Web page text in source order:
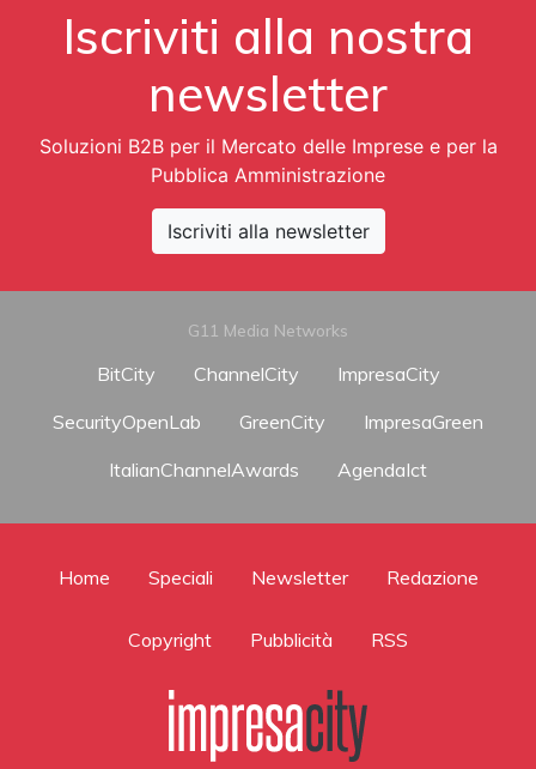
Iscriviti alla nostra
newsletter
Soluzioni B2B per il Mercato delle Imprese e per la
Pubblica Amministrazione
Iscriviti alla newsletter
G11 Media Networks
BitCity ChannelCity
ImpresaCity
SecurityOpenLab
GreenCity
ImpresaGreen
ItalianChannelAwards
AgendaIct
Home Speciali Newsletter Redazione
Copyright Pubblicità RSS